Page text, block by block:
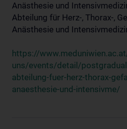
Anästhesie und
Abteilung für Herz-, Thorax-,
Anästhesie und
https://
uns/events/detail/
abteilung-fuer-herz-thorax-
anaesthesie-und-intensivme/